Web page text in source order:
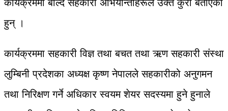
कार्यक्रममा बाेल्दै सहकारी अभियान्ताहरूले उक्त कुरा बताएका
हुन् ।
कार्यक्रममा सहकारी विज्ञ तथा बचत तथा ऋण सहकारी संस्था
लुम्बिनी प्रदेशका अध्यक्ष कृष्ण नेपालले सहकारीको अनुगमन
तथा निरिक्षण गर्ने अधिकार स्वयम शेयर सदस्यमा हुने हुनाले